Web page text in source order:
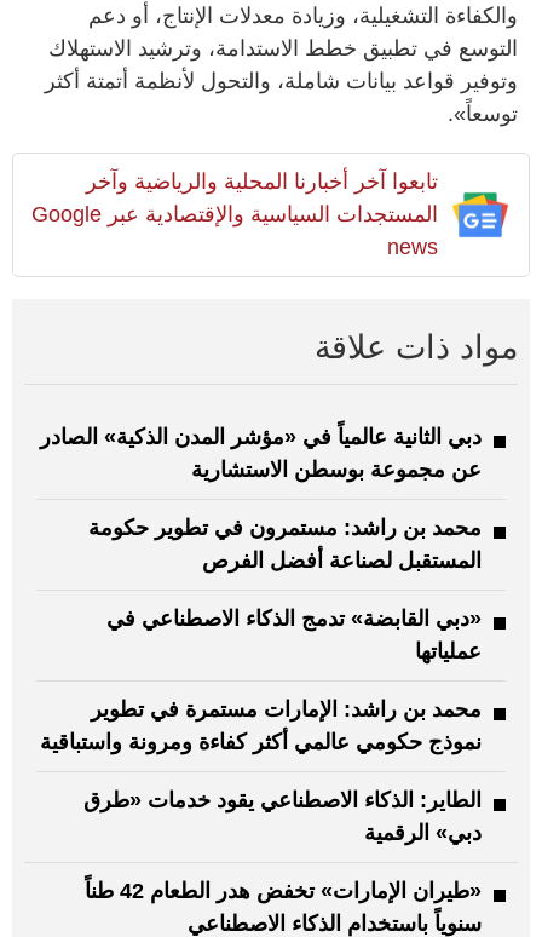
والكفاءة التشغيلية، وزيادة معدلات الإنتاج، أو دعم
التوسع في تطبيق خطط الاستدامة، وترشيد الاستهلاك
وتوفير قواعد بيانات شاملة، والتحول لأنظمة أتمتة أكثر
توسعاً».
تابعوا آخر أخبارنا المحلية والرياضية وآخر
المستجدات السياسية والإقتصادية عبر Google
news
مواد ذات علاقة
دبي الثانية عالمياً في «مؤشر المدن الذكية» الصادر
عن مجموعة بوسطن الاستشارية
محمد بن راشد: مستمرون في تطوير حكومة
المستقبل لصناعة أفضل الفرص
«دبي القابضة» تدمج الذكاء الاصطناعي في
عملياتها
محمد بن راشد: الإمارات مستمرة في تطوير
نموذج حكومي عالمي أكثر كفاءة ومرونة واستباقية
الطاير: الذكاء الاصطناعي يقود خدمات «طرق
دبي» الرقمية
«طيران الإمارات» تخفض هدر الطعام 42 طناً
سنوياً باستخدام الذكاء الاصطناعي